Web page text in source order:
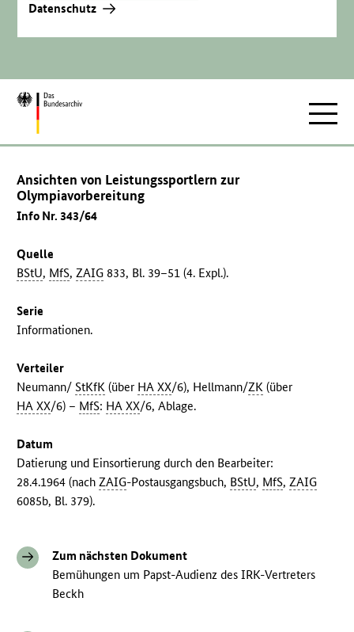
Datenschutz
Zur
Ansichten von Leistungssportlern zur
Olympiavorbereitung
Info Nr. 343/64
Quelle
BStU, MfS,ZAIG 833, Bl. 39–51 (4. Expl.).
Serie
Informationen.
Verteiler
Neumann/StKfK (über HA XX/6), Hellmann/ZK (über
HA XX/6) – MfS: HA XX/6, Ablage.
Datum
Datierung und Einsortierung durch den Bearbeiter:
28.4.1964 (nachZAIG-Postausgangsbuch, BStU, MfS,ZAIG
6085b, Bl. 379).
Zum nächsten Dokument
Bemühungen um Papst-Audienz des IRK-Vertreters
Beckh